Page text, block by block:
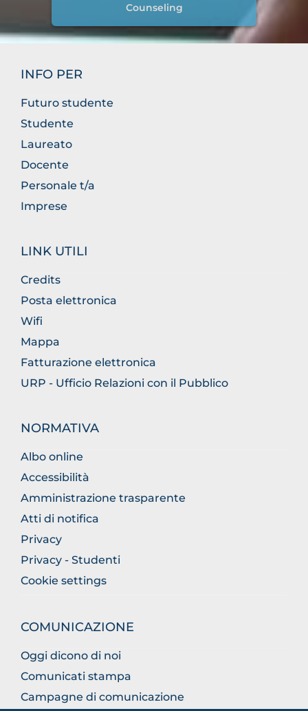
Counseling
INFO PER
Futuro studente
Studente
Laureato
Docente
Personale t/a
Imprese
LINK UTILI
Credits
Posta elettronica
Wifi
Mappa
Fatturazione elettronica
URP - Ufficio Relazioni con il Pubblico
NORMATIVA
Albo online
Accessibilità
Amministrazione trasparente
Atti di notifica
Privacy
Privacy - Studenti
Cookie settings
COMUNICAZIONE
Oggi dicono di noi
Comunicati stampa
Campagne di comunicazione